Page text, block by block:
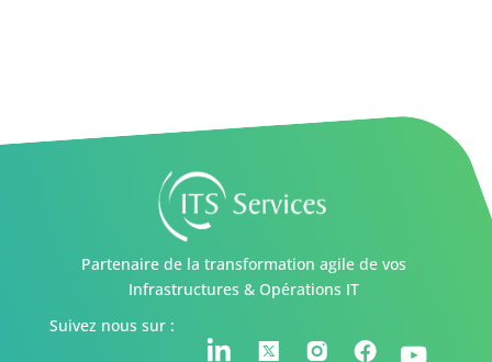
Partenaire de la transformation agile de vos
Infrastructures & Opérations IT
Suivez nous sur :